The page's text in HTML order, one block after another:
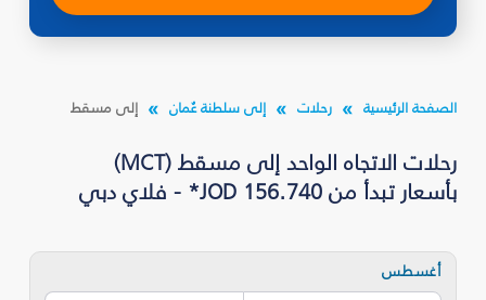
الصفحة الرئيسية رحلات إلى سلطنة عُمان إلى مسقط
رحلات الاتجاه الواحد إلى مسقط (MCT)
بأسعار تبدأ من JOD 156.740* - فلاي دبي
أغسطس